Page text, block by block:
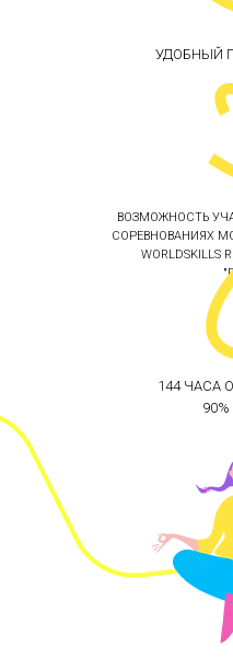
УДОБНЫЙ
ВОЗМОЖНОСТЬ
СОРЕВНОВАНИЯХ
144 ЧАСА